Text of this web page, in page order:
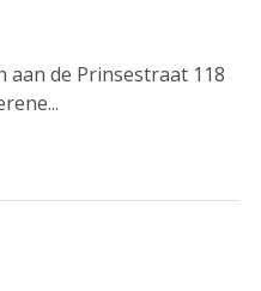
aan de Prinsestraat 118